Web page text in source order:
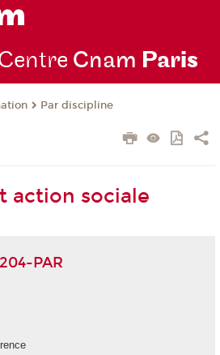
Cnam Paris
Par discipline
action sociale
PAR